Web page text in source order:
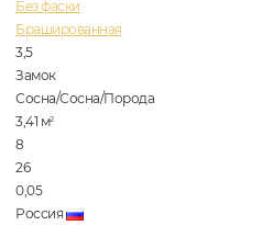
Без фаски
Брашированная
3,5
Замок
Сосна/Сосна/Порода
3,41 м2
8
26
0,05
Россия